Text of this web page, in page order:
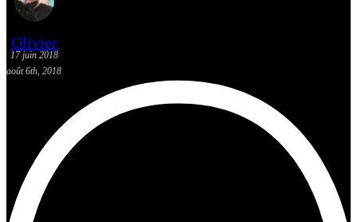
Olivier
17 juin 2018
août 6th, 2018